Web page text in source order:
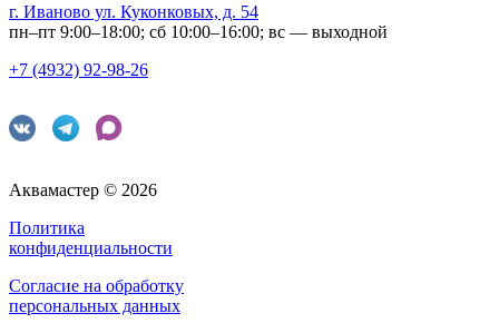
г. Иваново ул. Куконковых, д. 54
пн–пт 9:00–18:00; сб 10:00–16:00; вс — выходной
+7 (4932) 92-98-26
Аквамастер © 2026
Политика
конфиденциальности
Согласие на обработку
персональных данных